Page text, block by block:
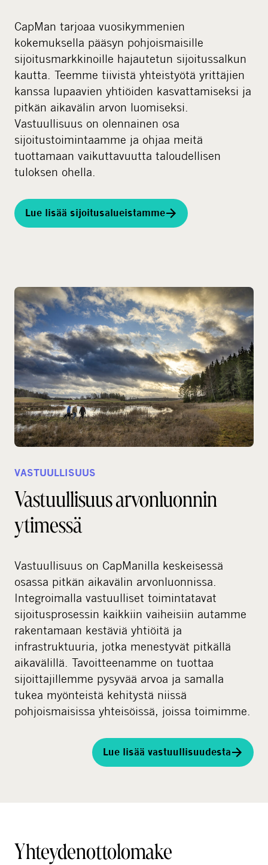
CapMan tarjoaa vuosikymmenien
kokemuksella pääsyn pohjoismaisille
sijoitusmarkkinoille hajautetun sijoitussalkun
kautta. Teemme tiivistä yhteistyötä yrittäjien
kanssa lupaavien yhtiöiden kasvattamiseksi ja
pitkän aikavälin arvon luomiseksi.
Vastuullisuus on olennainen osa
sijoitustoimintaamme ja ohjaa meitä
tuottamaan vaikuttavuutta taloudellisen
tuloksen ohella.
Lue lisää sijoitusalueistamme
VASTUULLISUUS
Vastuullisuus arvonluonnin
ytimessä
Vastuullisuus on CapManilla keskeisessä
osassa pitkän aikavälin arvonluonnissa.
Integroimalla vastuulliset toimintatavat
sijoitusprosessin kaikkiin vaiheisiin autamme
rakentamaan kestäviä yhtiöitä ja
infrastruktuuria, jotka menestyvät pitkällä
aikavälillä. Tavoitteenamme on tuottaa
sijoittajillemme pysyvää arvoa ja samalla
tukea myönteistä kehitystä niissä
pohjoismaisissa yhteisöissä, joissa toimimme.
Lue lisää vastuullisuudesta
Yhteydenottolomake